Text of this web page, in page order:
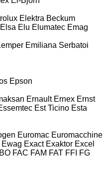
Elektra Beckum
Elsa Elu Elumatec Emag
Emiliana Serbatoi
Epson
Ernault Ernex Ernst
Est Ticino Esta
Euromac Euromacchine
Ewag Exact Exaktor Excel
FAC FAM FAT FFI FG